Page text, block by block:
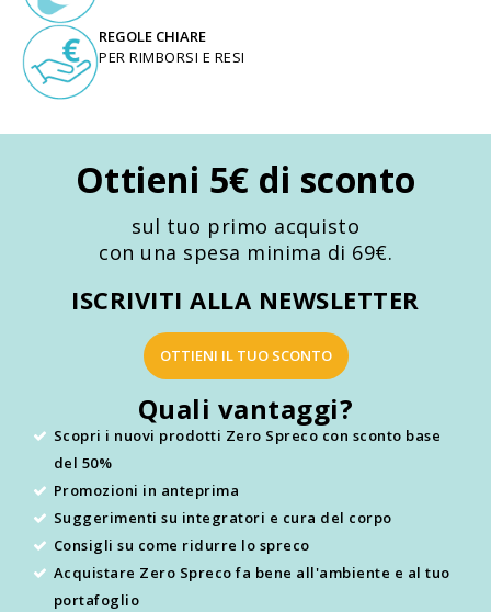
REGOLE CHIARE
PER RIMBORSI E RESI
Ottieni 5€ di sconto
sul tuo primo acquisto
con una spesa minima di 69€.
ISCRIVITI ALLA NEWSLETTER
OTTIENI IL TUO SCONTO
Quali vantaggi?
Scopri i nuovi prodotti Zero Spreco con sconto base
del 50%
Promozioni in anteprima
Suggerimenti su integratori e cura del corpo
Consigli su come ridurre lo spreco
Acquistare Zero Spreco fa bene all'ambiente e al tuo
portafoglio